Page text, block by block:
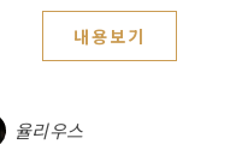
내용보기
율리우스